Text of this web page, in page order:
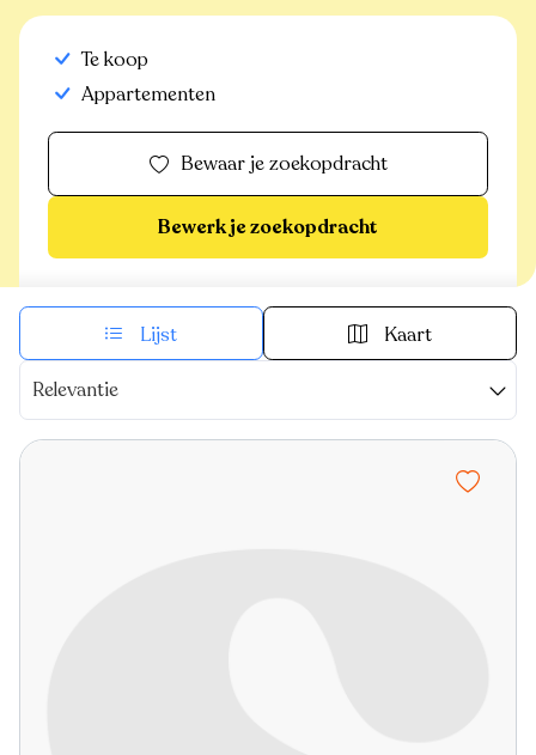
Te koop
Appartementen
Bewaar je zoekopdracht
Bewerk je zoekopdracht
Lijst Kaart
Relevantie